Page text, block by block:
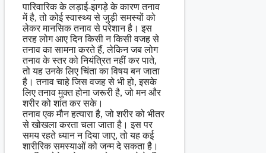
पारिवारिक के लड़ाई-झगड़े के कारण तनाव
में है, तो कोई स्वास्थ्य से जुड़ी समस्यों को
लेकर मानसिक तनाव से परेशान है। इस
तरह लोग आए दिन किसी न किसी वजह से
तनाव का सामना करते हैं, लेकिन जब लोग
तनाव के स्तर को नियंत्रित नहीं कर पाते,
तो यह उनके लिए चिंता का विषय बन जाता
है। तनाव चाहे जिस वजह से भी हो, इसके
लिए तनाव मुक्त होना जरूरी है, जो मन और
शरीर को शांत कर सके।
तनाव एक मौन हत्यारा है, जो शरीर को भीतर
से खोखला करता चला जाता है। इस पर
समय रहते ध्यान न दिया जाए, तो यह कई
शारीरिक समस्याओं को जन्म दे सकता है।